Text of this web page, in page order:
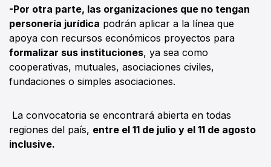
-Por otra parte, las organizaciones que no tengan
personería jurídica podrán aplicar a la línea que
apoya con recursos económicos proyectos para
formalizar sus instituciones, ya sea como
cooperativas, mutuales, asociaciones civiles,
fundaciones o simples asociaciones.
La convocatoria se encontrará abierta en todas
regiones del país, entre el 11 de julio y el 11 de agosto
inclusive.